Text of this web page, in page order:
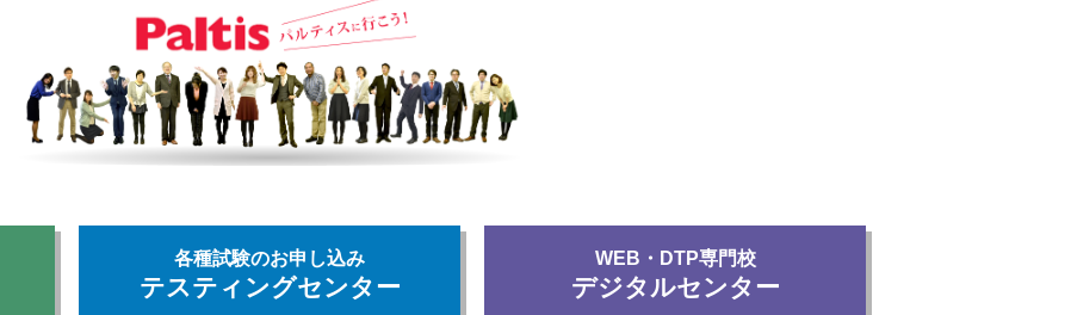
各種試験のお申し込み
テスティングセンター
WEB・DTP専門校
デジタルセンター